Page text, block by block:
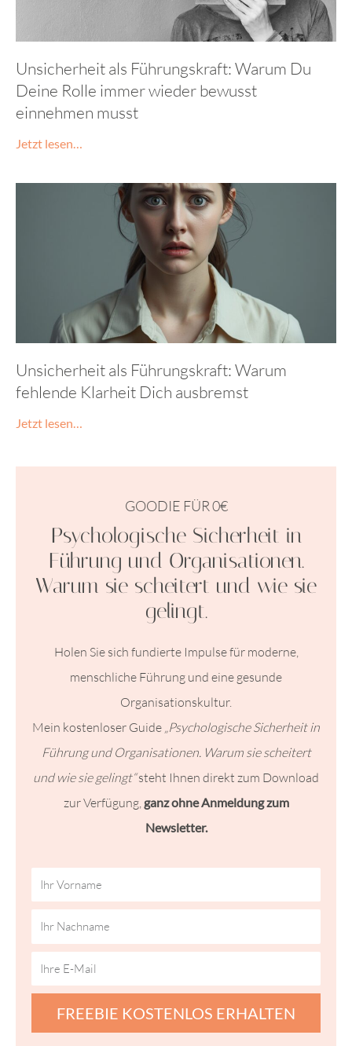
Unsicherheit als Führungskraft: Warum Du
Deine Rolle immer wieder bewusst
einnehmen musst
Jetzt lesen…
Unsicherheit als Führungskraft: Warum
fehlende Klarheit Dich ausbremst
Jetzt lesen…
GOODIE FÜR 0€
Psychologische Sicherheit in
Führung und Organisationen.
Warum sie scheitert und wie sie
gelingt.
Holen Sie sich fundierte Impulse für moderne,
menschliche Führung und eine gesunde
Organisationskultur.
Mein kostenloser Guide „Psychologische Sicherheit in
Führung und Organisationen. Warum sie scheitert
und wie sie gelingt“steht Ihnen direkt zum Download
zur Verfügung, ganz ohne Anmeldung zum
Newsletter.
FREEBIE KOSTENLOS ERHALTEN